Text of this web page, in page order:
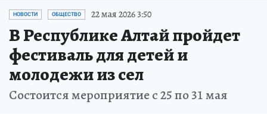
НОВОСТИ ОБЩЕСТВО 22 мая 2026 3:50
В Республике Алтай пройдет
фестиваль для детей и
молодежи из сел
Состоится мероприятие с 25 по 31 мая